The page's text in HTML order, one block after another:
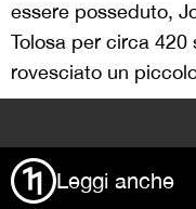
essere posseduto,
Tolosa per circa
rovesciato un
Leggi anche